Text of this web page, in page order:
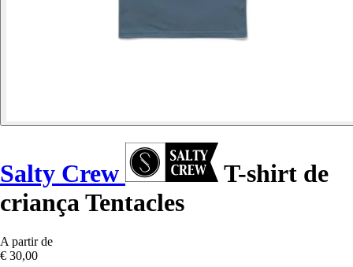
Salty Crew
T-shirt de
criança Tentacles
A partir de
€ 30,00